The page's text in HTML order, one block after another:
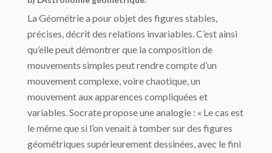
La Géométrie a pour objet des figures stables,
précises, décrit des relations invariables. C’est ainsi
qu’elle peut démontrer que la composition de
mouvements simples peut rendre compte d’un
mouvement complexe, voire chaotique, un
mouvement aux appa­rences compliquées et
variables. Socrate propose une analogie : « Le cas est
le même que si l’on venait à tomber sur des figures
géométriques supérieurement dessinées, avec le fini